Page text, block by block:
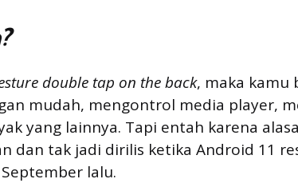
double tap on the back, maka kamu
mudah, mengontrol media player,
yang lainnya. Tapi entah karena
dan tak jadi dirilis ketika Android 11
lalu.